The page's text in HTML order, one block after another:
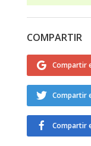
COMPARTIR
Compartir
Compartir
Compartir